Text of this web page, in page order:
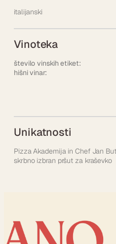
italijanski
Vinoteka
število vinskih etiket:
hišni vinar:
Unikatnosti
Pizza Akademija in Chef Jan
skrbno izbran pršut za kraševko